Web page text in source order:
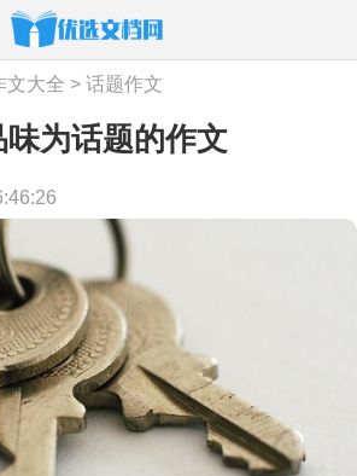
文大全 >话题作文
味为话题的作文